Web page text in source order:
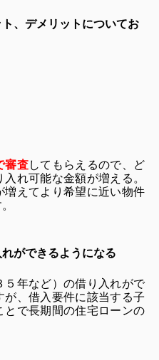
、デメリットについてお
審査してもらえるので、ど
れ可能な金額が増える。
増えてより希望に近い物件
ができるようになる
年など）の借り入れがで
が、借入要件に該当する子
とで長期間の住宅ローンの